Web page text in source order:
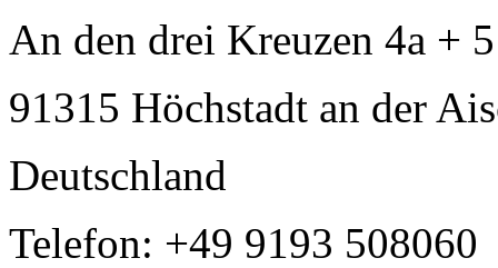
An den drei Kreuzen 4a + 5
91315 Höchstadt an der
Deutschland
Telefon: +49 9193 508060